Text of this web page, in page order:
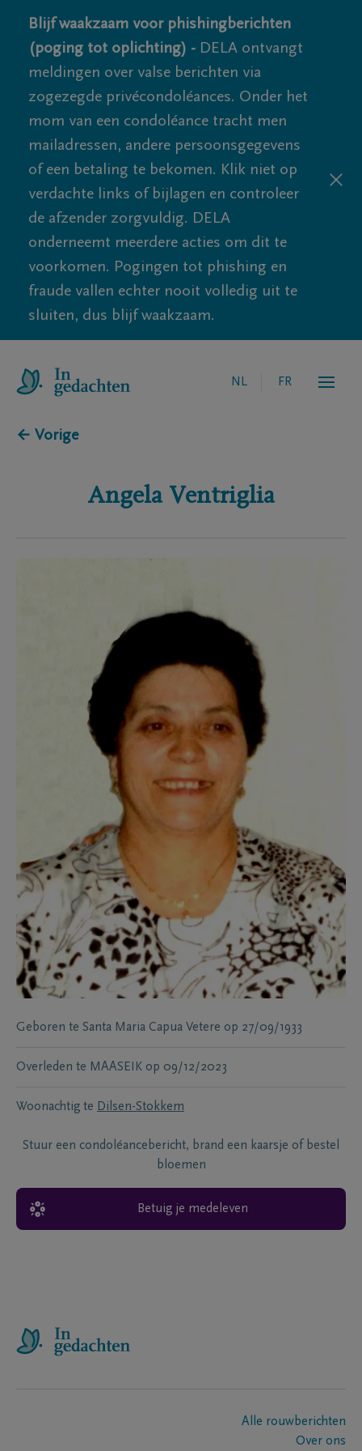
Blijf waakzaam voor phishingberichten
(poging tot oplichting) - DELA ontvangt
meldingen over valse berichten via
zogezegde privécondoléances. Onder het
mom van een condoléance tracht men
mailadressen, andere persoonsgegevens
of een betaling te bekomen. Klik niet op
verdachte links of bijlagen en controleer
de afzender zorgvuldig. DELA
onderneemt meerdere acties om dit te
voorkomen. Pogingen tot phishing en
fraude vallen echter nooit volledig uit te
sluiten, dus blijf waakzaam.
NL FR
← Vorige
Angela Ventriglia
Geboren te Santa Maria Capua Vetere op 27/09/1933
Overleden te MAASEIK op 09/12/2023
Woonachtig te Dilsen-Stokkem
Stuur een condoléancebericht, brand een kaarsje of bestel
bloemen
Betuig je medeleven
Alle rouwberichten
Over ons